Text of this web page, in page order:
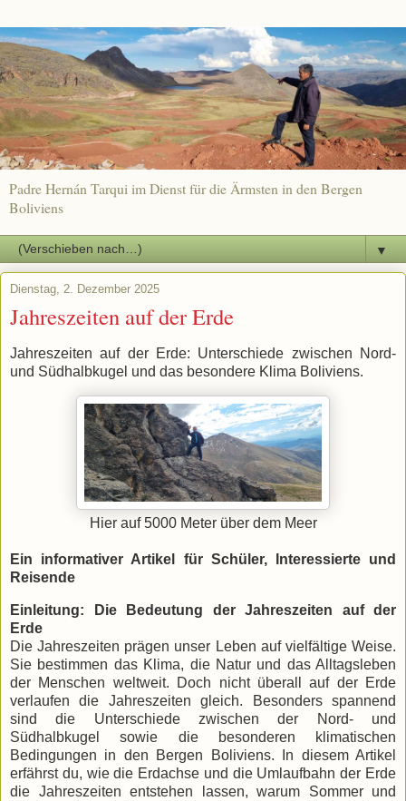
Padre Hernán Tarqui im Dienst für die Ärmsten in den Bergen
Boliviens
▼
Dienstag, 2. Dezember 2025
Jahreszeiten auf der Erde
Jahreszeiten auf der Erde: Unterschiede zwischen Nord-
und Südhalbkugel und das besondere Klima Boliviens.
Hier auf 5000 Meter über dem Meer
Ein informativer Artikel für Schüler, Interessierte und
Reisende
Einleitung: Die Bedeutung der Jahreszeiten auf der
Erde
Die Jahreszeiten prägen unser Leben auf vielfältige Weise.
Sie bestimmen das Klima, die Natur und das Alltagsleben
der Menschen weltweit. Doch nicht überall auf der Erde
verlaufen die Jahreszeiten gleich. Besonders spannend
sind die Unterschiede zwischen der Nord- und
Südhalbkugel sowie die besonderen klimatischen
Bedingungen in den Bergen Boliviens. In diesem Artikel
erfährst du, wie die Erdachse und die Umlaufbahn der Erde
die Jahreszeiten entstehen lassen, warum Sommer und